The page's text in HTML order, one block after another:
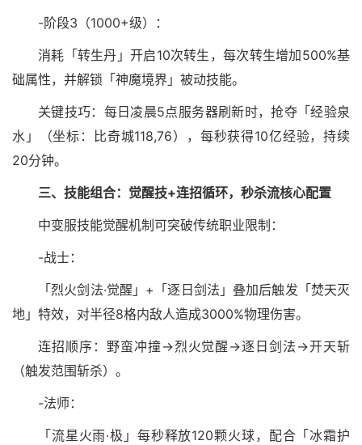
-阶段3（1000+级）：
消耗「转生丹」开启10次转生，每次转生增加500%基
础属性，并解锁「神魔境界」被动技能。
关键技巧：每日凌晨5点服务器刷新时，抢夺「经验泉
水」（坐标：比奇城118,76），每秒获得10亿经验，持续
20分钟。
三、技能组合：觉醒技+连招循环，秒杀流核心配置
中变服技能觉醒机制可突破传统职业限制：
-战士：
「烈火剑法·觉醒」+「逐日剑法」叠加后触发「焚天灭
地」特效，对半径8格内敌人造成3000%物理伤害。
连招顺序：野蛮冲撞→烈火觉醒→逐日剑法→开天斩
（触发范围斩杀）。
-法师：
「流星火雨·极」每秒释放120颗火球，配合「冰霜护